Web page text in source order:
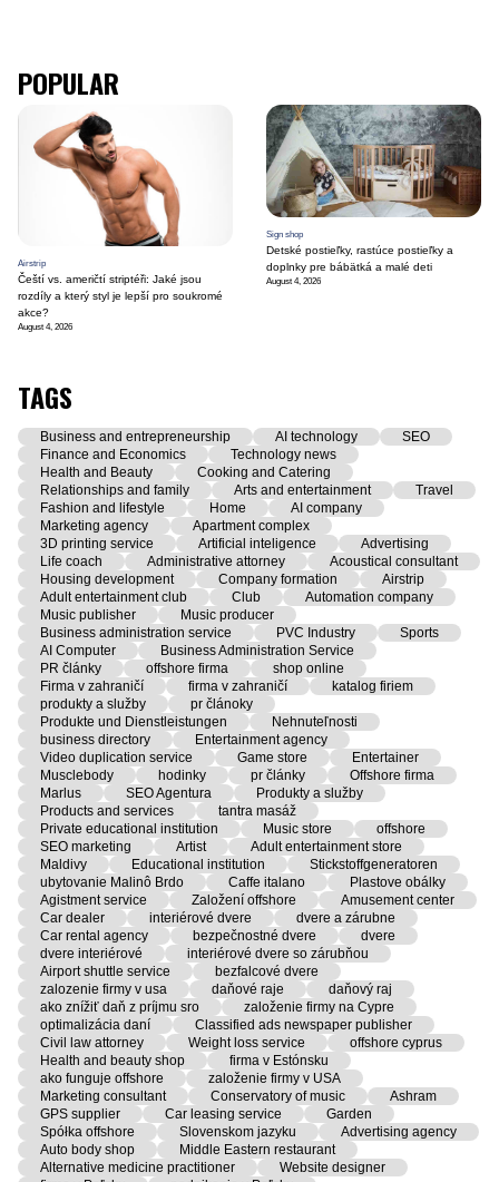
POPULAR
Airstrip
Čeští vs. američtí striptéři: Jaké jsou
rozdíly a který styl je lepší pro soukromé
akce?
August 4, 2026
Sign shop
Detské postieľky, rastúce postieľky a
doplnky pre bábätká a malé deti
August 4, 2026
TAGS
Business and entrepreneurship AI technology
SEO
Finance and Economics
Technology news
Health and Beauty
Cooking and Catering
Relationships and family
Arts and entertainment
Travel
Fashion and lifestyle
Home
AI company
Marketing agency
Apartment complex
3D printing service
Artificial inteligence
Advertising
Life coach
Administrative attorney
Acoustical consultant
Housing development
Company formation
Airstrip
Adult entertainment club
Club
Automation company
Music publisher
Music producer
Business administration service
PVC Industry
Sports
AI Computer
Business Administration Service
PR články
offshore firma
shop online
Firma v zahraničí
firma v zahraničí
katalog firiem
produkty a služby
pr článoky
Produkte und Dienstleistungen
Nehnuteľnosti
business directory
Entertainment agency
Video duplication service
Game store
Entertainer
Musclebody
hodinky pr články
Offshore firma
Marlus
SEO Agentura
Produkty a služby
Products and services
tantra masáž
Private educational institution
Music store
offshore
SEO marketing
Artist
Adult entertainment store
Maldivy
Educational institution
Stickstoffgeneratoren
ubytovanie Malinô Brdo
Caffe italano
Plastove obálky
Agistment service
Založení offshore
Amusement center
Car dealer
interiérové dvere
dvere a zárubne
Car rental agency
bezpečnostné dvere
dvere
dvere interiérové
interiérové dvere so zárubňou
Airport shuttle service
bezfalcové dvere
zalozenie firmy v usa
daňové raje
daňový raj
ako znížiť daň z príjmu sro
založenie firmy na Cypre
optimalizácia daní
Classified ads newspaper publisher
Civil law attorney
Weight loss service
offshore cyprus
Health and beauty shop
firma v Estónsku
ako funguje offshore
založenie firmy v USA
Marketing consultant
Conservatory of music
Ashram
GPS supplier
Car leasing service
Garden
Spółka offshore
Slovenskom jazyku
Advertising agency
Auto body shop
Middle Eastern restaurant
Alternative medicine practitioner
Website designer